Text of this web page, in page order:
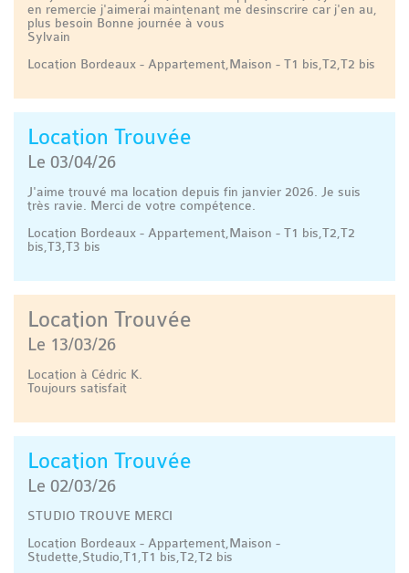
en remercie j'aimerai maintenant me desinscrire car j'en au,
plus besoin Bonne journée à vous
Sylvain
Location Bordeaux - Appartement,Maison - T1 bis,T2,T2 bis
Location Trouvée
Le 03/04/26
J'aime trouvé ma location depuis fin janvier 2026. Je suis
très ravie. Merci de votre compétence.
Location Bordeaux - Appartement,Maison - T1 bis,T2,T2
bis,T3,T3 bis
Location Trouvée
Le 13/03/26
Location à Cédric K.
Toujours satisfait
Location Trouvée
Le 02/03/26
STUDIO TROUVE MERCI
Location Bordeaux - Appartement,Maison -
Studette,Studio,T1,T1 bis,T2,T2 bis